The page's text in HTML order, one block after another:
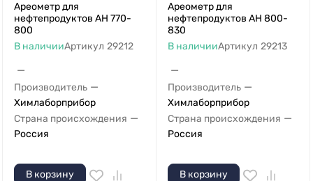
Ареометр для
нефтепродуктов АН 770-
800
В наличииАртикул 29212
—
Производитель —
Химлаборприбор
Страна происхождения —
Россия
В корзину
Ареометр для
нефтепродуктов АН 800-
830
В наличииАртикул 29213
—
Производитель —
Химлаборприбор
Страна происхождения —
Россия
В корзину